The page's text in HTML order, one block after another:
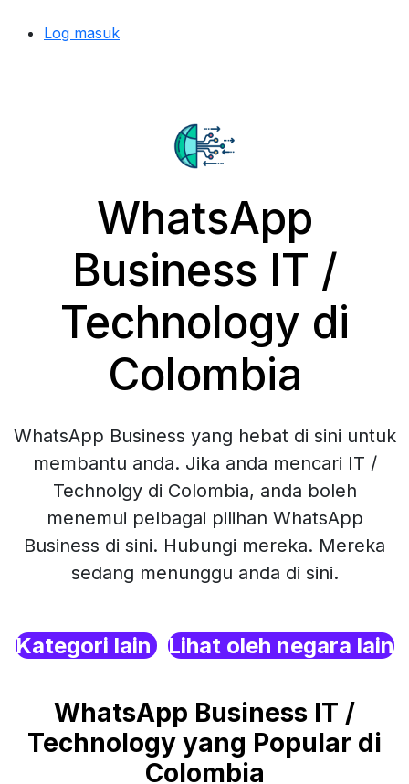
Log masuk
WhatsApp
Business IT /
Technology di
Colombia
WhatsApp Business yang hebat di sini untuk
membantu anda. Jika anda mencari IT /
Technolgy di Colombia, anda boleh
menemui pelbagai pilihan WhatsApp
Business di sini. Hubungi mereka. Mereka
sedang menunggu anda di sini.
Kategori lain Lihat oleh negara lain
WhatsApp Business IT /
Technology yang Popular di
Colombia